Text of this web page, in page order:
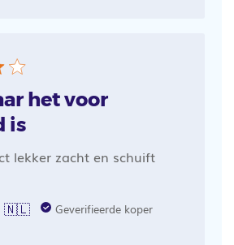
het voor
is
lekker zacht en schuift
🇳🇱
Geverifieerde koper